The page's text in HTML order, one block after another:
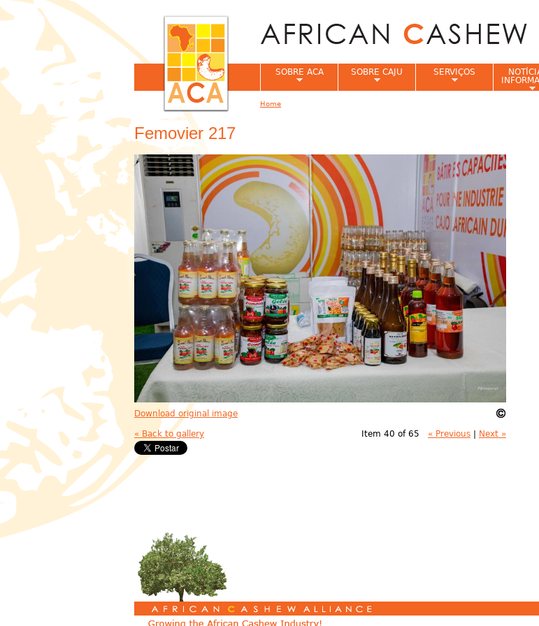
Femovier 217
Download original image
« Back to gallery Item 40 of 65 « Previous | Next »
SOBRE ACA SOBRE CAJU SERVIÇOS
Home